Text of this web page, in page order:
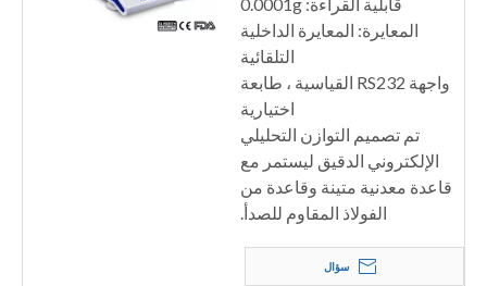
المعايرة: المعايرة الداخلية
التلقائية
واجهة RS232 القياسية ، طابعة
اختيارية
تم تصميم التوازن التحليلي
الإلكتروني الدقيق ليستمر مع
قاعدة معدنية متينة وقاعدة من
الفولاذ المقاوم للصدأ.
سؤال